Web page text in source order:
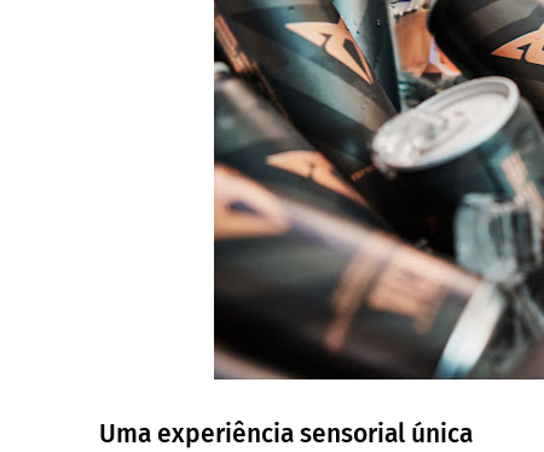
Uma experiência sensorial única